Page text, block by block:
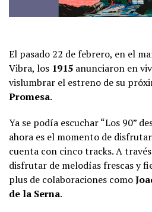
El pasado 22 de febrero, en el
Vibra, los 1915 anunciaron en
vislumbrar el estreno de su
Promesa.
Ya se podía escuchar “Los 90”
ahora es el momento de
cuenta con cinco tracks. A
disfrutar de melodías frescas y
plus de colaboraciones como
de la Serna.